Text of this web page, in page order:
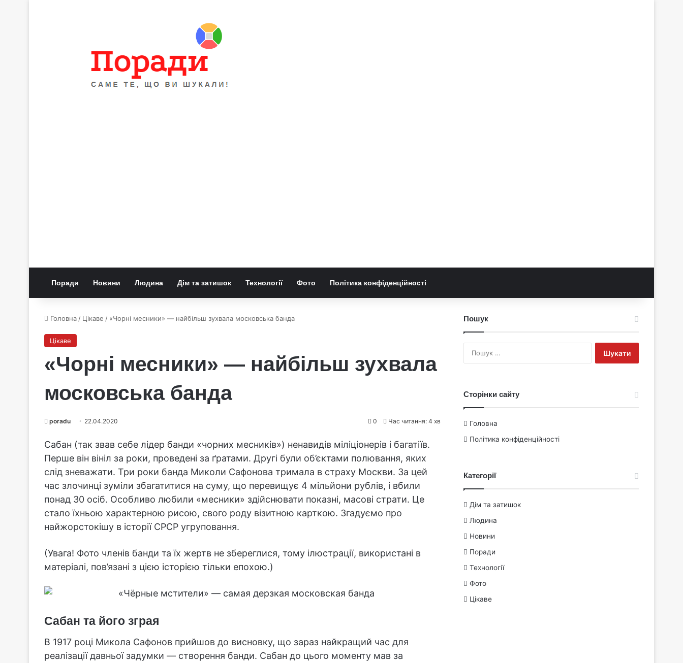
Поради Новини Людина Дім та затишок Технології Фото Політика конфіденційності
Головна / Цікаве / «Чорні месники» — найбільш зухвала московська банда
Цікаве
«Чорні месники» — найбільш зухвала
московська банда
poradu 22.04.2020 0 Час читання: 4 хв
Сабан (так звав себе лідер банди «чорних месників») ненавидів міліціонерів і багатіїв.
Перше він вініл за роки, проведені за ґратами. Другі були об’єктами полювання, яких
слід зневажати. Три роки банда Миколи Сафонова тримала в страху Москви. За цей
час злочинці зуміли збагатитися на суму, що перевищує 4 мільйони рублів, і вбили
понад 30 осіб. Особливо любили «месники» здійснювати показні, масові страти. Це
стало їхньою характерною рисою, свого роду візитною карткою. Згадуємо про
найжорстокішу в історії СРСР угруповання.
(Увага! Фото членів банди та їх жертв не збереглися, тому ілюстрації, використані в
матеріалі, пов’язані з цією історією тільки епохою.)
Сабан та його зграя
В 1917 році Микола Сафонов прийшов до висновку, що зараз найкращий час для
реалізації давньої задумки — створення банди. Сабан до цього моменту мав за
Пошук
Сторінки сайту
Головна
Політика конфіденційності
Категорії
Дім та затишок
Людина
Новини
Поради
Технології
Фото
Цікаве